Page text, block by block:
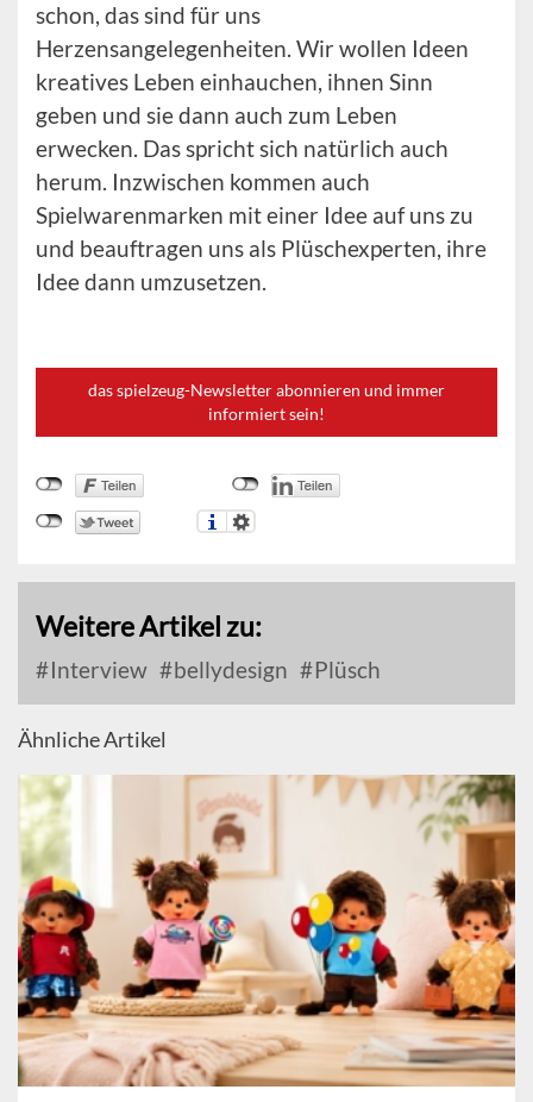
schon, das sind für uns
Herzensangelegenheiten. Wir wollen Ideen
kreatives Leben einhauchen, ihnen Sinn
geben und sie dann auch zum Leben
erwecken. Das spricht sich natürlich auch
herum. Inzwischen kommen auch
Spielwarenmarken mit einer Idee auf uns zu
und beauftragen uns als Plüschexperten, ihre
Idee dann umzusetzen.
das spielzeug-Newsletter abonnieren und immer
informiert sein!
Weitere Artikel zu:
Interview bellydesign Plüsch
Ähnliche Artikel